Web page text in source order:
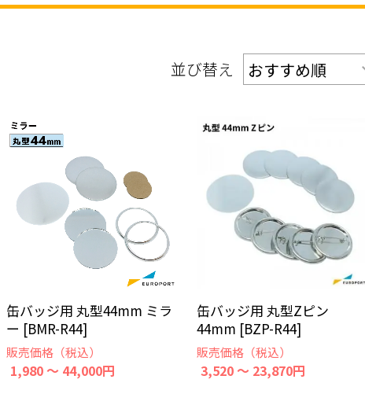
並び替え
缶バッジ用 丸型44mm ミラ
ー [BMR-R44]
販売価格（税込）
1,980 ～ 44,000円
缶バッジ用 丸型Zピン
44mm [BZP-R44]
販売価格（税込）
3,520 ～ 23,870円